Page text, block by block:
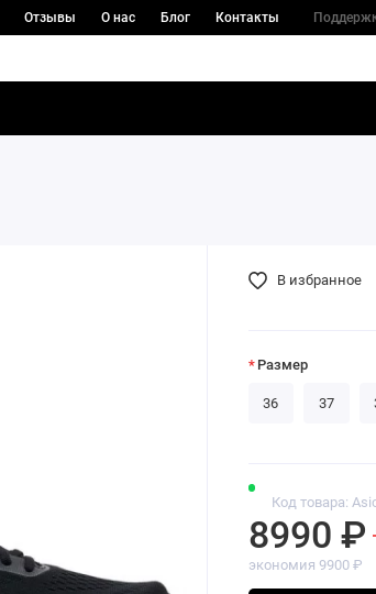
Отзывы О нас Блог Контакты
Код товара:
8990 ₽
экономия 9900 ₽
В избранное
Размер
36 37